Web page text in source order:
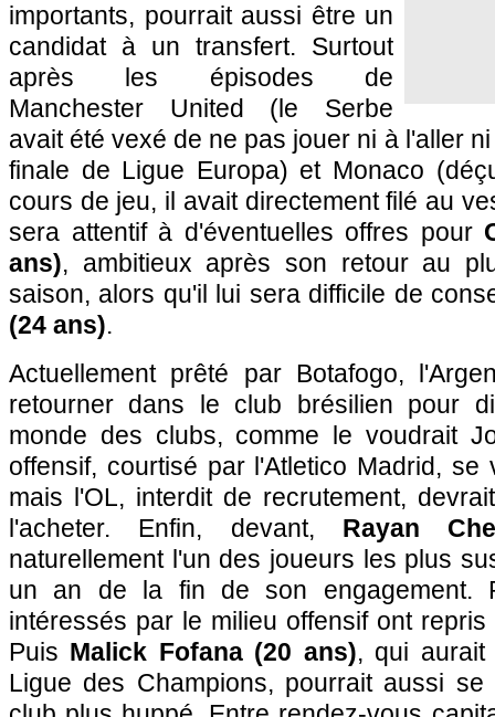
importants, pourrait aussi être un
candidat à un transfert. Surtout
après les épisodes de
Manchester United (le Serbe
avait été vexé de ne pas jouer ni à l'aller
finale de Ligue Europa) et Monaco
cours de jeu, il avait directement filé au
sera attentif à d'éventuelles offres pour
ans), ambitieux après son retour au
saison, alors qu'il lui sera difficile de
(24 ans).
Actuellement prêté par Botafogo,
retourner dans le club brésilien pour
monde des clubs, comme le voudrait
offensif, courtisé par l'Atletico Madrid, se
mais l'OL, interdit de recrutement,
l'acheter. Enfin, devant, Rayan
naturellement l'un des joueurs les plus
un an de la fin de son engagement.
intéressés par le milieu offensif ont
Puis Malick Fofana (20 ans), qui
Ligue des Champions, pourrait aussi